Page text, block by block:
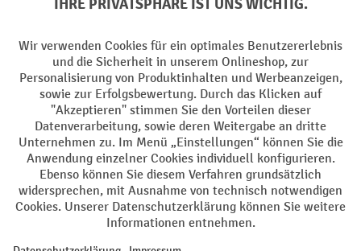
Jetzt anmelden
Mit einem Klick auf "Anmelden" erklären Sie sich bereit,
Werbung von Jungheinrich PROFISHOP in Form von
Newsletter zu erhalten.
Nähere Informationen zur Datenverarbeitung beim
Newsletter finden Siehier.